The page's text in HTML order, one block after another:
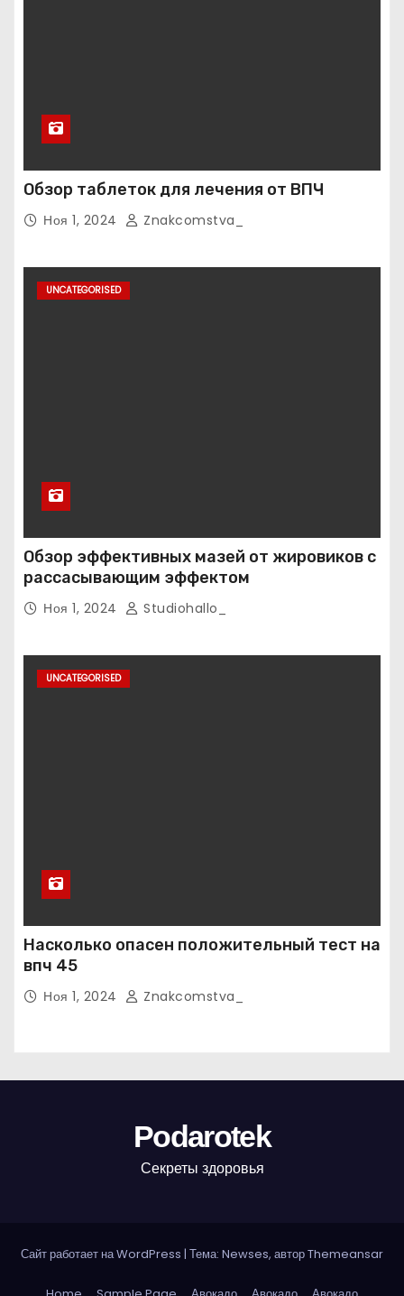
Обзор таблеток для лечения от ВПЧ
Ноя 1, 2024 Znakcomstva_
UNCATEGORISED
Обзор эффективных мазей от жировиков с
рассасывающим эффектом
Ноя 1, 2024 Studiohallo_
UNCATEGORISED
Насколько опасен положительный тест на
впч 45
Ноя 1, 2024 Znakcomstva_
Podarotek
Секреты здоровья
Сайт работает на WordPress | Тема: Newses, авторThemeansar